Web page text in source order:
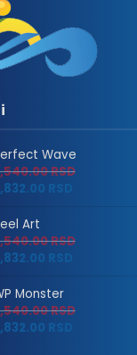
Wave
RSD
RSD
Art
RSD
RSD
Monster
RSD
RSD